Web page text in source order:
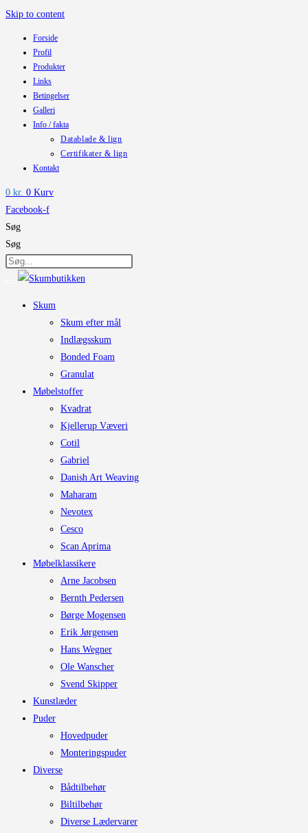
Skip to content
Forside
Profil
Produkter
Links
Betingelser
Galleri
Info / fakta
Datablade & lign
Certifikater & lign
Kontakt
0 kr. 0 Kurv
Facebook-f
Søg
Søg
Skum
Skum efter mål
Indlægsskum
Bonded Foam
Granulat
Møbelstoffer
Kvadrat
Kjellerup Væveri
Cotil
Gabriel
Danish Art Weaving
Maharam
Nevotex
Cesco
Scan Aprima
Møbelklassikere
Arne Jacobsen
Bernth Pedersen
Børge Mogensen
Erik Jørgensen
Hans Wegner
Ole Wanscher
Svend Skipper
Kunstlæder
Puder
Hovedpuder
Monteringspuder
Diverse
Bådtilbehør
Biltilbehør
Diverse Lædervarer